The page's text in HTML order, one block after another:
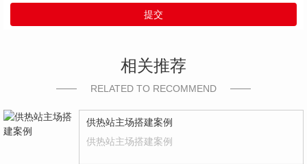
提交
相关推荐
RELATED TO RECOMMEND
供热站主场搭建案例
供热站主场搭建案例